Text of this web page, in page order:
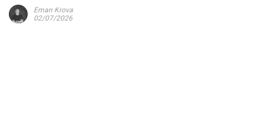
Eman Krova
02/07/2026